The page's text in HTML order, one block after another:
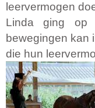
leervermogen
Linda ging op
bewegingen kan
die hun